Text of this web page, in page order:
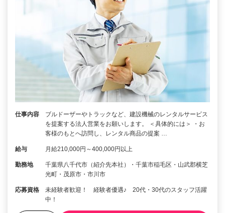
仕事内容
ブルドーザーやトラックなど、建設機械のレンタルサービス
を提案する法人営業をお願いします。 ＜具体的には＞ ・お
客様のもとへ訪問し、レンタル商品の提案 …
給与 月給210,000円～400,000円以上
勤務地
千葉県八千代市（紹介先本社）・千葉市稲毛区・山武郡横芝
光町・茂原市・市川市
応募資格
未経験者歓迎！ 経験者優遇♪ 20代・30代のスタッフ活躍
中！